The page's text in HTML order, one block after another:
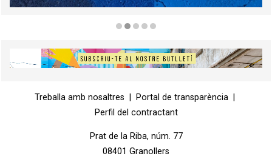
Treballa amb nosaltres
Portal de transparència
Perfil del contractant
Prat de la Riba, núm. 77
08401 Granollers